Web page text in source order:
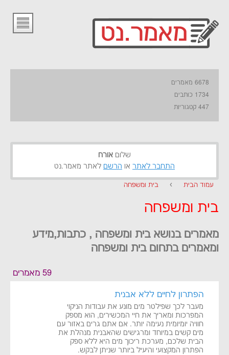
שלום אורח
התחבר לאתר או הרשם לאתר מאמר.נט
6678 מאמרים
1734 כותבים
447 קטגוריות
עמוד הבית › בית ומשפחה
בית ומשפחה
מאמרים בנושא בית ומשפחה , כתבות,מידע
ומאמרים בתחום בית ומשפחה
59 מאמרים
הפתרון לחיים ללא אבנית
מעבר לכך שפילטר מים מונע את עבודות הניקוי
המפרכות ומאריך את חיי המכשירים, הוא מספק
חוויה יומיומית נעימה יותר. אם אתם גרים באזור עם
מים קשים במיוחד ומרגישים שהאבנית מנהלת את
הבית שלכם, מערכת ריכוך מים היא ללא ספק
הפתרון המקצועי והיעיל ביותר שניתן לבקש.